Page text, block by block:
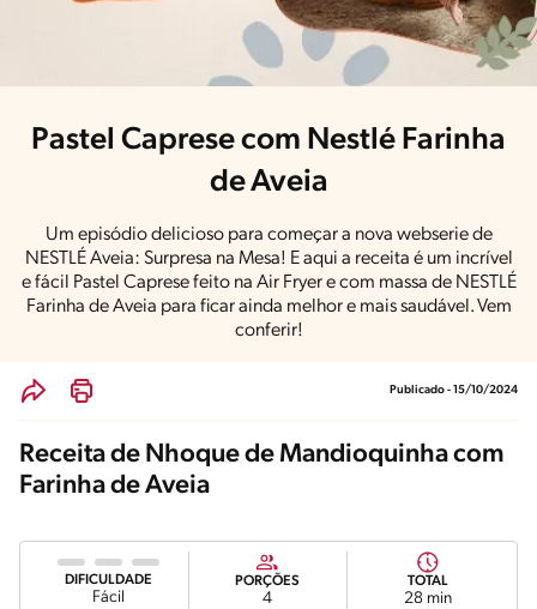
Pastel Caprese com Nestlé Farinha
de Aveia
Um episódio delicioso para começar a nova webserie de
NESTLÉ Aveia: Surpresa na Mesa! E aqui a receita é um incrível
e fácil Pastel Caprese feito na Air Fryer e com massa de NESTLÉ
Farinha de Aveia para ficar ainda melhor e mais saudável. Vem
conferir!
Publicado - 15/10/2024
Receita de Nhoque de Mandioquinha com
Farinha de Aveia
DIFICULDADE
Fácil
PORÇÕES
4
TOTAL
28 min